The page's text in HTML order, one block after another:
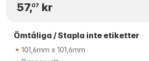
57,07 kr
Ömtåliga / Stapla inte etiketter
101,6mm x 101,6mm